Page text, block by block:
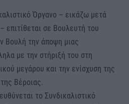
Όργανο – εικάζω μετά
σε Βουλευτή του
Βουλή την άποψη μιας
με την στήριξή του στη
μεγάρου και την ενίσχυση της
Βέροιας.
το Συνδικαλιστικό